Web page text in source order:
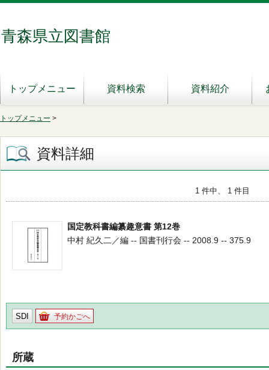
青森県立図書館
トップメニュー 資料検索 資料紹介
トップメニュー >
資料詳細
1 件中、 1 件目
国定教科書編纂趣意書 第12巻
中村 紀久二／編 -- 国書刊行会 -- 2008.9 -- 375.9
SDI 予約かごへ
所蔵